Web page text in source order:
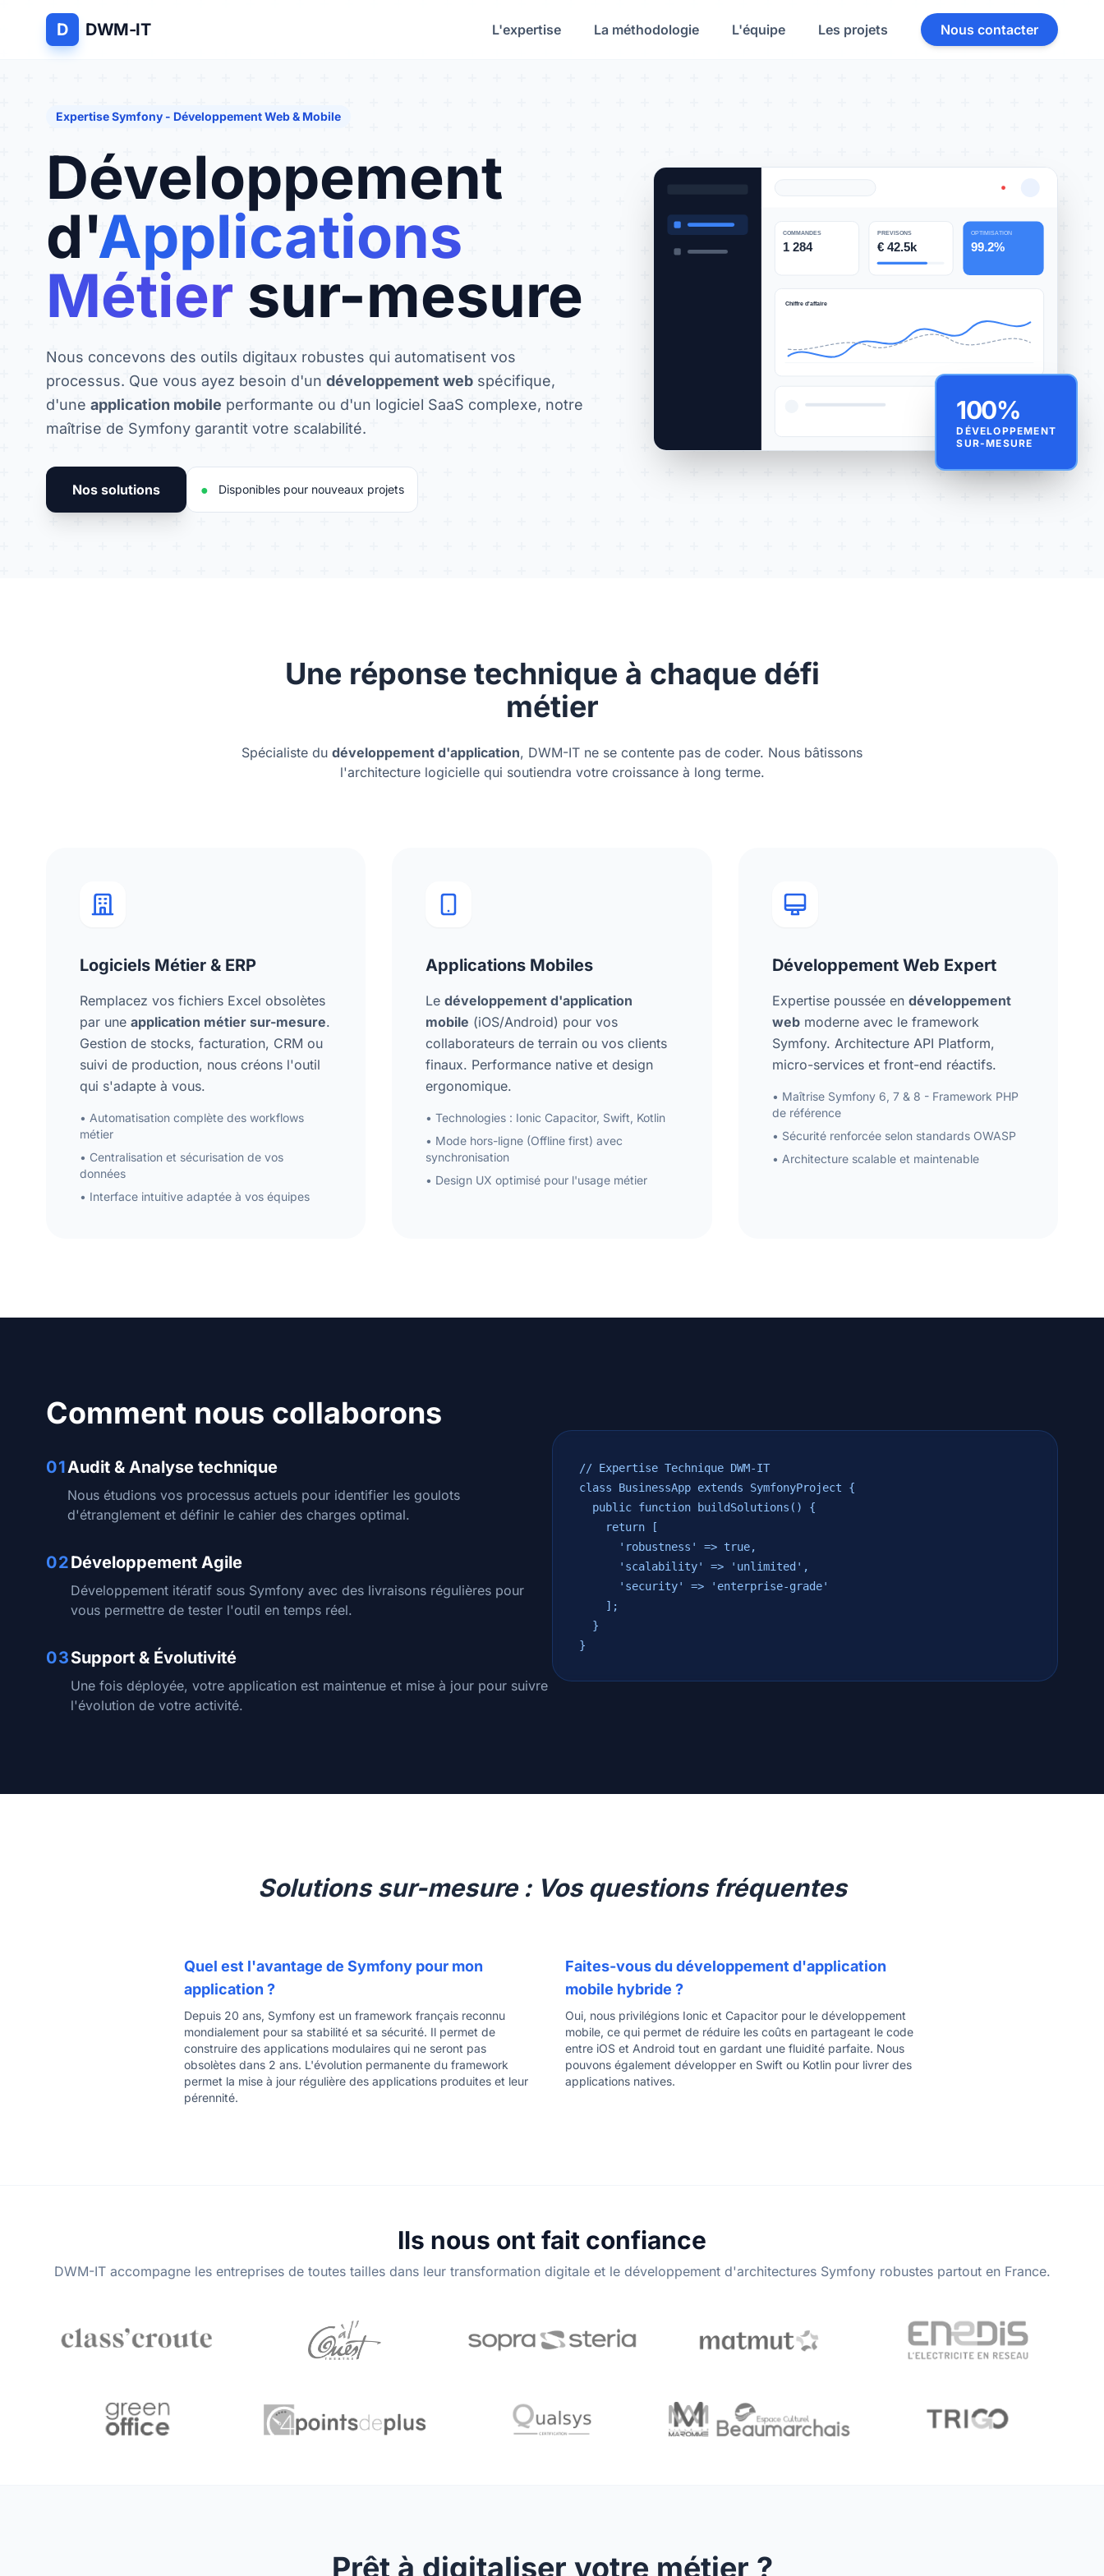
D DWM-IT L'expertise La méthodologie L'équipe Les projets Nous contacter
Expertise Symfony - Développement Web & Mobile
Développement
d'Applications
Métier sur-mesure
Nous concevons des outils digitaux robustes qui automatisent vos
processus. Que vous ayez besoin d'un développement web spécifique,
d'une application mobile performante ou d'un logiciel SaaS complexe, notre
maîtrise de Symfony garantit votre scalabilité.
Nos solutions ● Disponibles pour nouveaux projets
COMMANDES
1 284
PREVISONS
€ 42.5k
OPTIMISATION
99.2%
Chiffre d'affaire
100%
DÉVELOPPEMENT
SUR-MESURE
Une réponse technique à chaque défi
métier
Spécialiste du développement d'application, DWM-IT ne se contente pas de coder. Nous bâtissons
l'architecture logicielle qui soutiendra votre croissance à long terme.
Logiciels Métier & ERP
Remplacez vos fichiers Excel obsolètes
par une application métier sur-mesure.
Gestion de stocks, facturation, CRM ou
suivi de production, nous créons l'outil
qui s'adapte à vous.
• Automatisation complète des workflows
métier
• Centralisation et sécurisation de vos
données
• Interface intuitive adaptée à vos équipes
Applications Mobiles
Ledéveloppement d'application
mobile (iOS/Android) pour vos
collaborateurs de terrain ou vos clients
finaux. Performance native et design
ergonomique.
• Technologies : Ionic Capacitor, Swift, Kotlin
• Mode hors-ligne (Offline first) avec
synchronisation
• Design UX optimisé pour l'usage métier
Développement Web Expert
Expertise poussée en développement
webmoderne avec le framework
Symfony. Architecture API Platform,
micro-services et front-end réactifs.
• Maîtrise Symfony 6, 7 & 8 - Framework PHP
de référence
• Sécurité renforcée selon standards OWASP
• Architecture scalable et maintenable
Comment nous collaborons
01Audit & Analyse technique
Nous étudions vos processus actuels pour identifier les goulots
d'étranglement et définir le cahier des charges optimal.
02Développement Agile
Développement itératif sous Symfony avec des livraisons régulières pour
vous permettre de tester l'outil en temps réel.
03Support & Évolutivité
Une fois déployée, votre application est maintenue et mise à jour pour suivre
l'évolution de votre activité.
// Expertise Technique DWM-IT
class BusinessApp extends SymfonyProject {
public function buildSolutions() {
return [
'robustness' => true,
'scalability' => 'unlimited',
'security' => 'enterprise-grade'
];
}
}
Solutions sur-mesure : Vos questions fréquentes
Quel est l'avantage de Symfony pour mon
application ?
Depuis 20 ans, Symfony est un framework français reconnu
mondialement pour sa stabilité et sa sécurité. Il permet de
construire des applications modulaires qui ne seront pas
obsolètes dans 2 ans. L'évolution permanente du framework
permet la mise à jour régulière des applications produites et leur
pérennité.
Faites-vous du développement d'application
mobile hybride ?
Oui, nous privilégions Ionic et Capacitor pour le développement
mobile, ce qui permet de réduire les coûts en partageant le code
entre iOS et Android tout en gardant une fluidité parfaite. Nous
pouvons également développer en Swift ou Kotlin pour livrer des
applications natives.
Ils nous ont fait confiance
DWM-IT accompagne les entreprises de toutes tailles dans leur transformation digitale et le développement d'architectures Symfony robustes partout en France.
Prêt à digitaliser votre métier ?